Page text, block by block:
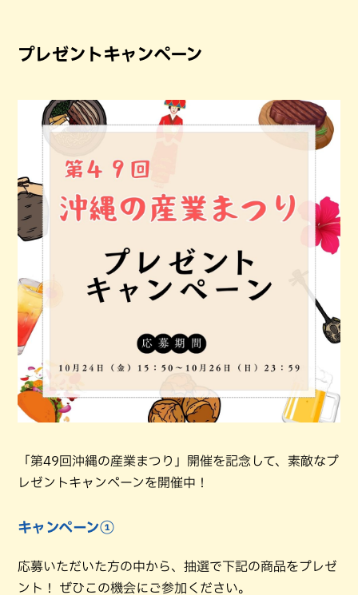
プレゼントキャンペーン
「第49回沖縄の産業まつり」開催を記念して、素敵なプ
レゼントキャンペーンを開催中！
キャンペーン①
応募いただいた方の中から、抽選で下記の商品をプレゼ
ント！ ぜひこの機会にご参加ください。